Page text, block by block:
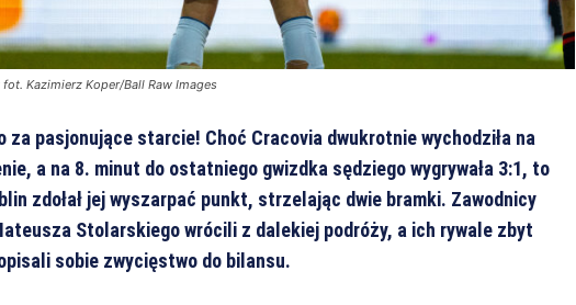
Kazimierz Koper/Ball Raw Images
za pasjonujące starcie! Choć Cracovia dwukrotnie wychodziła na
a na 8. minut do ostatniego gwizdka sędziego wygrywała 3:1, to
zdołał jej wyszarpać punkt, strzelając dwie bramki. Zawodnicy
Stolarskiego wrócili z dalekiej podróży, a ich rywale zbyt
sobie zwycięstwo do bilansu.